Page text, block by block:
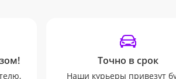
Точно в срок
Наши курьеры привезут